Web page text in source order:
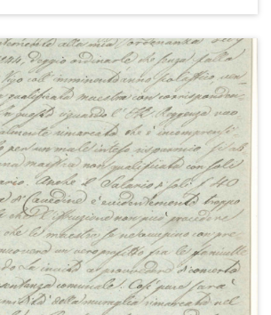
e premi
capitali passivi
di Laguna Mustè (Cavedine),
Brusino e Stravino.
"steora" si veda il nostro
della scuola di
pagato coll'entrata del
di Stravino".